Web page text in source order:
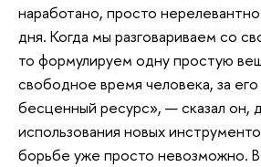
наработано, просто
дня. Когда мы разговариваем со
то формулируем одну простую
свободное время человека, за
бесценный ресурс», — сказал он,
использования новых
борьбе уже просто невозможно.